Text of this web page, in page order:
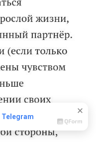
Telegram